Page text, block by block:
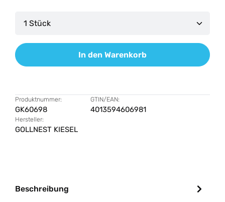
Produkt Anzahl: Gib den gewünschten Wert
In den Warenkorb
Produktnummer:
GK60698
GTIN/EAN:
4013594606981
Hersteller:
GOLLNEST KIESEL
Beschreibung